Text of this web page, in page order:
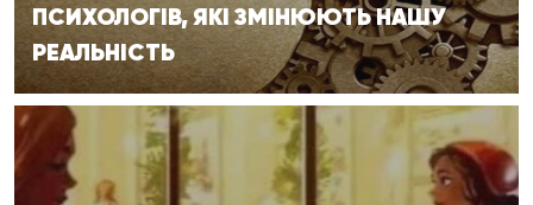
ПСИХОЛОГІВ, ЯКІ ЗМІНЮЮТЬ НАШУ
РЕАЛЬНІСТЬ